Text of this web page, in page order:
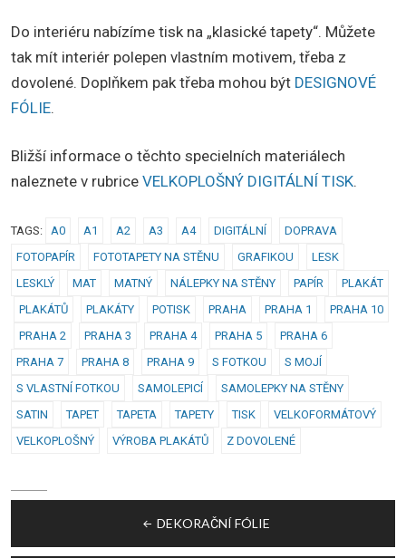
Do interiéru nabízíme tisk na „klasické tapety“. Můžete
tak mít interiér polepen vlastním motivem, třeba z
dovolené. Doplňkem pak třeba mohou být DESIGNOVÉ
FÓLIE.
Bližší informace o těchto specielních materiálech
naleznete v rubrice VELKOPLOŠNÝ DIGITÁLNÍ TISK.
TAGS: A0 A1 A2 A3 A4 DIGITÁLNÍ
DOPRAVA
FOTOPAPÍR
FOTOTAPETY NA STĚNU GRAFIKOU
LESK
LESKLÝ
MAT MATNÝ NÁLEPKY NA STĚNY PAPÍR
PLAKÁT
PLAKÁTŮ
PLAKÁTY POTISK PRAHA PRAHA 1
PRAHA 10
PRAHA 2
PRAHA 3 PRAHA 4 PRAHA 5
PRAHA 6
PRAHA 7
PRAHA 8 PRAHA 9 S FOTKOU
S MOJÍ
S VLASTNÍ FOTKOU
SAMOLEPICÍ
SAMOLEPKY NA STĚNY
SATIN
TAPET TAPETA TAPETY TISK
VELKOFORMÁTOVÝ
VELKOPLOŠNÝ
VÝROBA PLAKÁTŮ Z DOVOLENÉ
DEKORAČNÍ FÓLIE